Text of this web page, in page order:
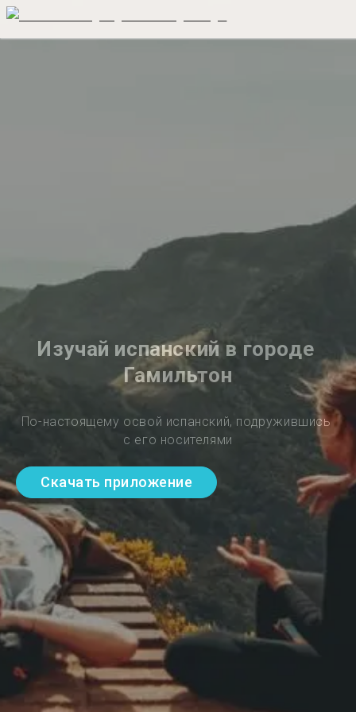
Изучай испанский в городе
Гамильтон
По-настоящему освой испанский, подружившись
с его носителями
Скачать приложение